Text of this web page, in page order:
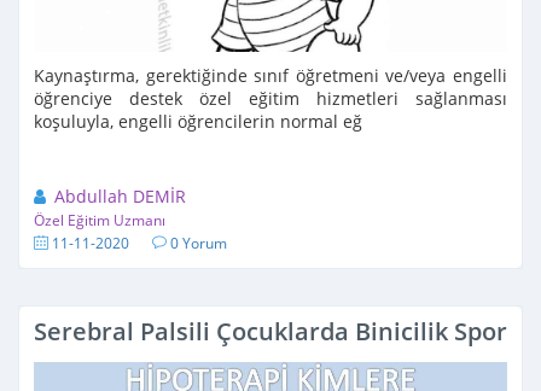
Kaynaştırma, gerektiğinde sınıf öğretmeni ve/veya engelli
öğrenciye destek özel eğitim hizmetleri sağlanması
koşuluyla, engelli öğrencilerin normal eğ
Abdullah DEMİR
Özel Eğitim Uzmanı
11-11-2020 0 Yorum
Serebral Palsili Çocuklarda Binicilik Sporu